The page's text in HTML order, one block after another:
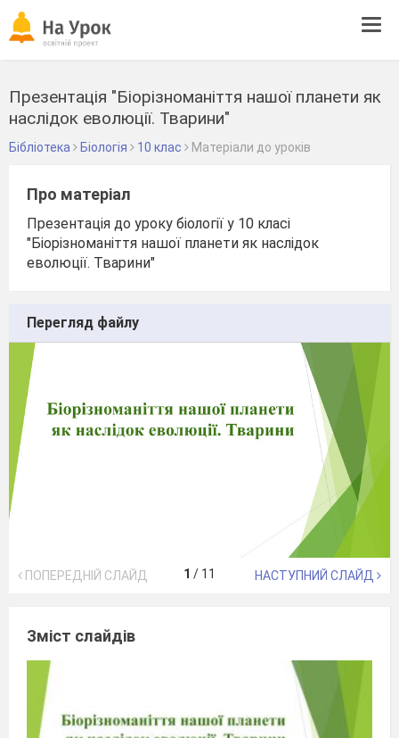
Презентація "Біорізноманіття нашої планети як
наслідок еволюції. Тварини"
Бібліотека Біологія 10 клас Матеріали до уроків
Про матеріал
Презентація до уроку біології у 10 класі
"Біорізноманіття нашої планети як наслідок
еволюції. Тварини"
Перегляд файлу
ПОПЕРЕДНІЙ СЛАЙД 1 / 11 НАСТУПНИЙ СЛАЙД
Зміст слайдів